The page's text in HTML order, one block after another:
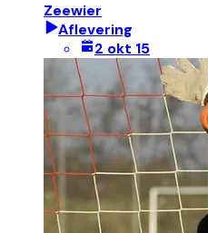
Zeewier
Aflevering
2 okt 15